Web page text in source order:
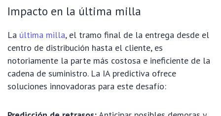
Impacto en la última milla
La última milla, el tramo final de la entrega desde el
centro de distribución hasta el cliente, es
notoriamente la parte más costosa e ineficiente de la
cadena de suministro. La IA predictiva ofrece
soluciones innovadoras para este desafío: